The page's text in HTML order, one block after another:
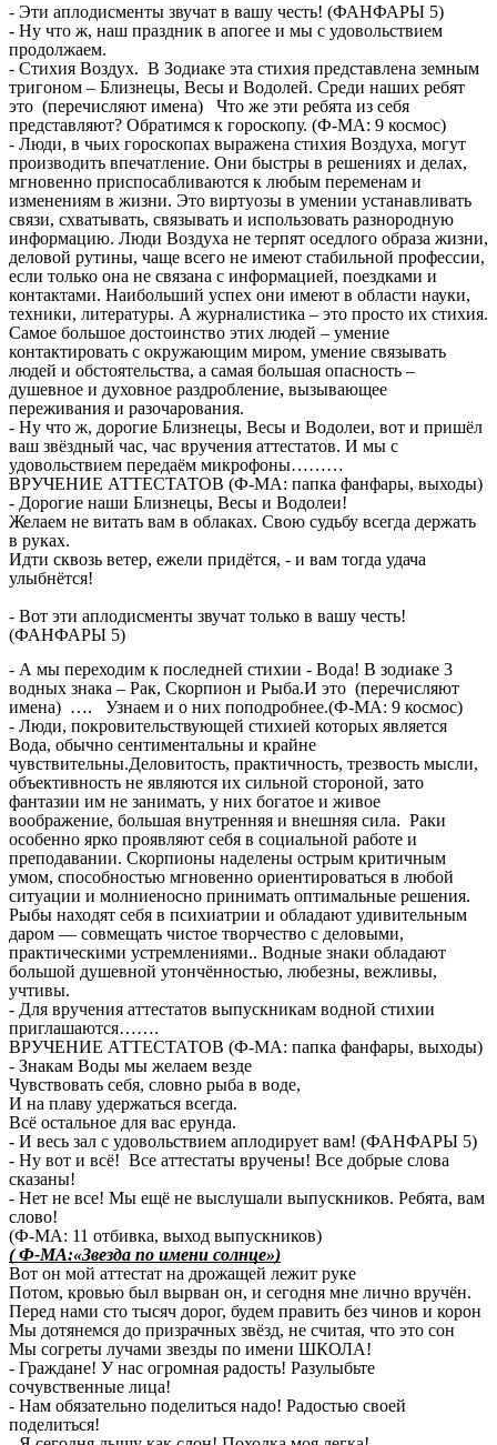
- Эти аплодисменты звучат в вашу честь! (ФАНФАРЫ 5)
- Ну что ж, наш праздник в апогее и мы с удовольствием
продолжаем.
- Стихия Воздух. В Зодиаке эта стихия представлена земным
тригоном – Близнецы, Весы и Водолей. Среди наших ребят
это (перечисляют имена) Что же эти ребята из себя
представляют? Обратимся к гороскопу. (Ф-МА: 9 космос)
- Люди, в чьих гороскопах выражена стихия Воздуха, могут
производить впечатление. Они быстры в решениях и делах,
мгновенно приспосабливаются к любым переменам и
изменениям в жизни. Это виртуозы в умении устанавливать
связи, схватывать, связывать и использовать разнородную
информацию. Люди Воздуха не терпят оседлого образа жизни,
деловой рутины, чаще всего не имеют стабильной профессии,
если только она не связана с информацией, поездками и
контактами. Наибольший успех они имеют в области науки,
техники, литературы. А журналистика – это просто их стихия.
Самое большое достоинство этих людей – умение
контактировать с окружающим миром, умение связывать
людей и обстоятельства, а самая большая опасность –
душевное и духовное раздробление, вызывающее
переживания и разочарования.
- Ну что ж, дорогие Близнецы, Весы и Водолеи, вот и пришёл
ваш звёздный час, час вручения аттестатов. И мы с
удовольствием передаём микрофоны………
ВРУЧЕНИЕ АТТЕСТАТОВ (Ф-МА: папка фанфары, выходы)
- Дорогие наши Близнецы, Весы и Водолеи!
Желаем не витать вам в облаках. Свою судьбу всегда держать
в руках.
Идти сквозь ветер, ежели придётся, - и вам тогда удача
улыбнётся!
- Вот эти аплодисменты звучат только в вашу честь!
(ФАНФАРЫ 5)
- А мы переходим к последней стихии - Вода! В зодиаке 3
водных знака – Рак, Скорпион и Рыба.И это (перечисляют
имена) …. Узнаем и о них поподробнее.(Ф-МА: 9 космос)
- Люди, покровительствующей стихией которых является
Вода, обычно сентиментальны и крайне
чувствительны.Деловитость, практичность, трезвость мысли,
объективность не являются их сильной стороной, зато
фантазии им не занимать, у них богатое и живое
воображение, большая внутренняя и внешняя сила. Раки
особенно ярко проявляют себя в социальной работе и
преподавании. Скорпионы наделены острым критичным
умом, способностью мгновенно ориентироваться в любой
ситуации и молниеносно принимать оптимальные решения.
Рыбы находят себя в психиатрии и обладают удивительным
даром — совмещать чистое творчество с деловыми,
практическими устремлениями.. Водные знаки обладают
большой душевной утончённостью, любезны, вежливы,
учтивы.
- Для вручения аттестатов выпускникам водной стихии
приглашаются…….
ВРУЧЕНИЕ АТТЕСТАТОВ (Ф-МА: папка фанфары, выходы)
- Знакам Воды мы желаем везде
Чувствовать себя, словно рыба в воде,
И на плаву удержаться всегда.
Всё остальное для вас ерунда.
- И весь зал с удовольствием аплодирует вам! (ФАНФАРЫ 5)
- Ну вот и всё! Все аттестаты вручены! Все добрые слова
сказаны!
- Нет не все! Мы ещё не выслушали выпускников. Ребята, вам
слово!
(Ф-МА: 11 отбивка, выход выпускников)
( Ф-МА:«Звезда по имени солнце»)
Вот он мой аттестат на дрожащей лежит руке
Потом, кровью был вырван он, и сегодня мне лично вручён.
Перед нами сто тысяч дорог, будем править без чинов и корон
Мы дотянемся до призрачных звёзд, не считая, что это сон
Мы согреты лучами звезды по имени ШКОЛА!
- Граждане! У нас огромная радость! Разулыбьте
сочувственные лица!
- Нам обязательно поделиться надо! Радостью своей
поделиться!